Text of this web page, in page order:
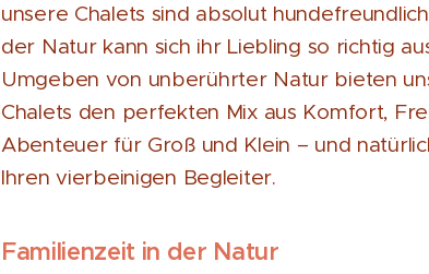
unsere Chalets sind absolut
der Natur kann sich ihr Liebling so richtig
Umgeben von unberührter Natur bieten
Chalets den perfekten Mix aus Komfort,
Abenteuer für Groß und Klein – und
Ihren vierbeinigen Begleiter.
Familienzeit in der Natur